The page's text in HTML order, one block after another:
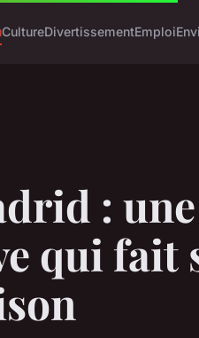
CultureDivertissementEmploi
:
qui fait